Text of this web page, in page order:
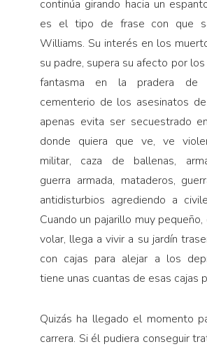
continúa girando hacia un
es el tipo de frase con que
Williams. Su interés en los
su padre, supera su afecto por los
fantasma en la pradera de
cementerio de los asesinatos
apenas evita ser secuestrado
donde quiera que ve, ve
militar, caza de ballenas,
guerra armada, mataderos,
antidisturbios agrediendo a
Cuando un pajarillo muy
volar, llega a vivir a su jardín
con cajas para alejar a los
tiene unas cuantas de esas cajas
Quizás ha llegado el momento
carrera. Si él pudiera conseguir